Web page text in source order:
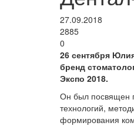
27.09.2018
2885
0
26 сентября
бренд
Экспо 2018.
Он был посвящен
технологий,
формирования